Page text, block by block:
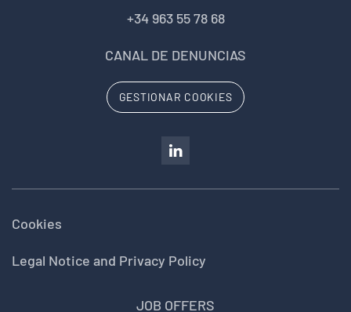
+34 963 55 78 68
CANAL DE DENUNCIAS
GESTIONAR COOKIES
Cookies
Legal Notice and Privacy Policy
JOB OFFERS